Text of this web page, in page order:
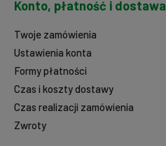
Konto, płatność i dostawa
Twoje zamówienia
Ustawienia konta
Formy płatności
Czas i koszty dostawy
Czas realizacji zamówienia
Zwroty